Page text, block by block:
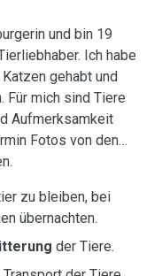
und bin 19
Ich habe
gehabt und
Für mich sind Tiere
Aufmerksamkeit
Fotos von den
zu bleiben, bei
übernachten.
der Tiere.